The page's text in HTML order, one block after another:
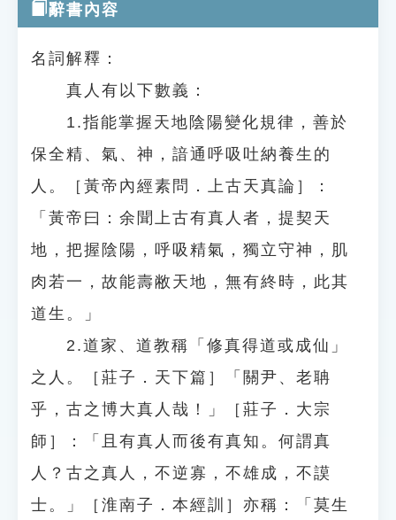
辭書內容
名詞解釋：
真人有以下數義：
1.指能掌握天地陰陽變化規律，善於
保全精、氣、神，諳通呼吸吐納養生的
人。［黃帝內經素問．上古天真論］：
「黃帝曰：余聞上古有真人者，提契天
地，把握陰陽，呼吸精氣，獨立守神，肌
肉若一，故能壽敝天地，無有終時，此其
道生。」
2.道家、道教稱「修真得道或成仙」
之人。［莊子．天下篇］「關尹、老聃
乎，古之博大真人哉！」［莊子．大宗
師］：「且有真人而後有真知。何謂真
人？古之真人，不逆寡，不雄成，不謨
士。」［淮南子．本經訓］亦稱：「莫生